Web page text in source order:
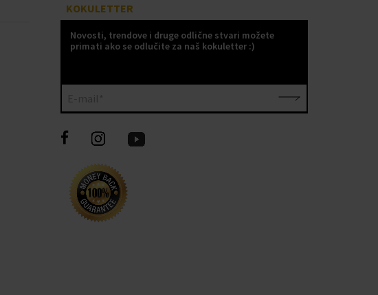
KOKULETTER
Novosti, trendove i druge odlične stvari možete
primati ako se odlučite za naš kokuletter :)